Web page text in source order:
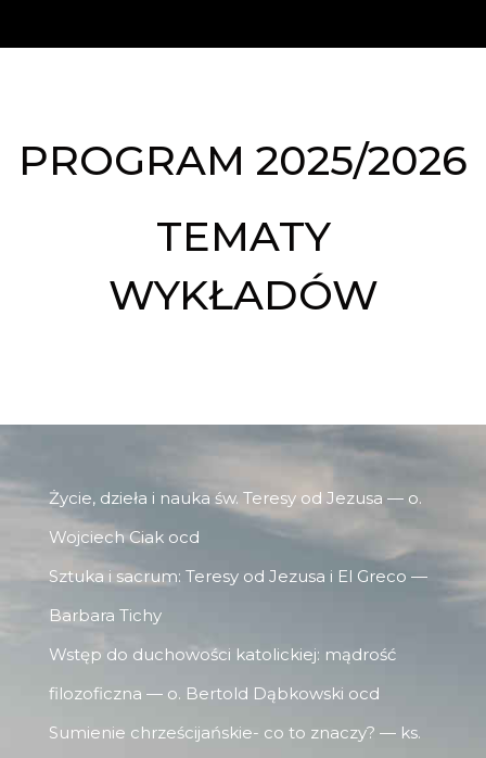
PROGRAM 2025/2026
TEMATY
WYKŁADÓW
Życie, dzieła i nauka św. Teresy od Jezusa — o.
Wojciech Ciak ocd
Sztuka i sacrum: Teresy od Jezusa i El Greco —
Barbara Tichy
Wstęp do duchowości katolickiej: mądrość
filozoficzna — o. Bertold Dąbkowski ocd
Sumienie chrześcijańskie- co to znaczy? — ks.